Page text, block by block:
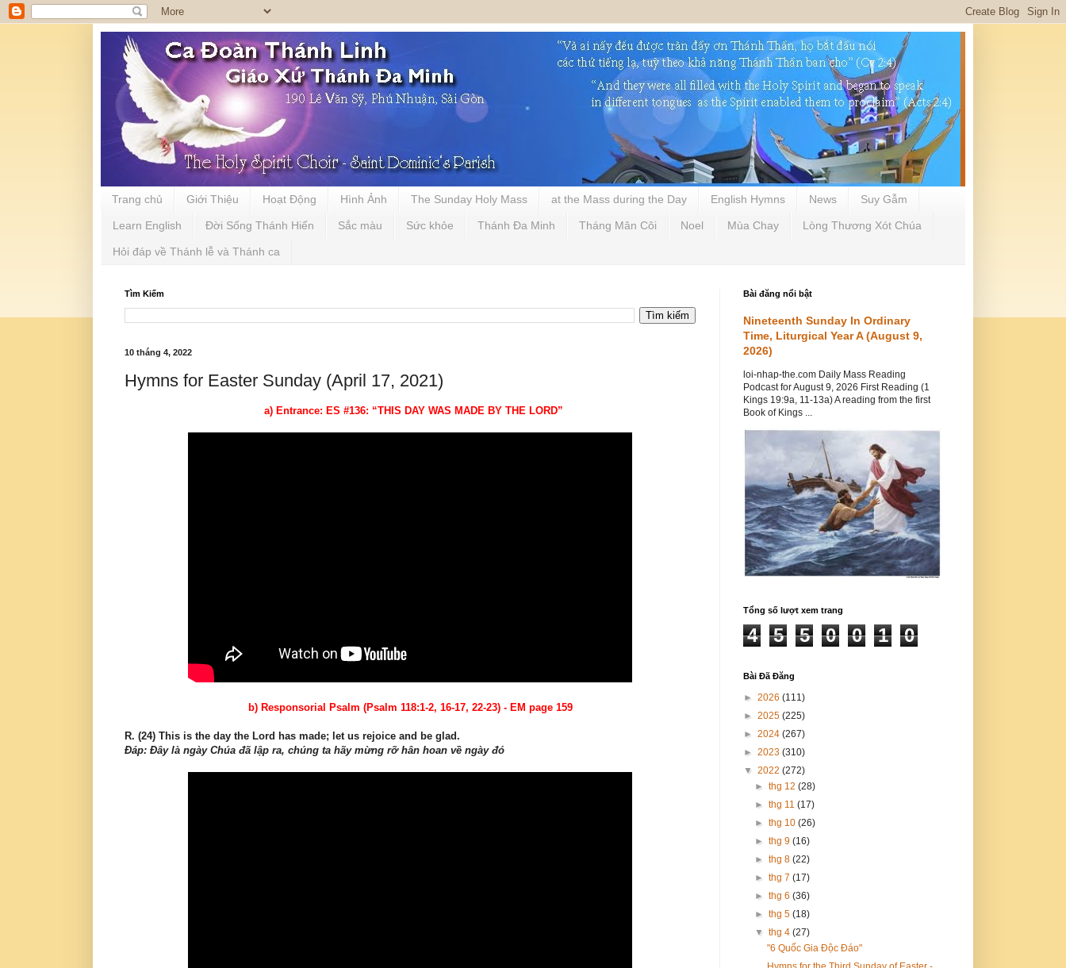
Trang chủ Giới Thiệu Hoạt Động Hình Ảnh The Sunday Holy Mass at the Mass during the Day English Hymns News Suy Gẫm
Learn English Đời Sống Thánh Hiến Sắc màu Sức khỏe Thánh Đa Minh Tháng Mân Côi Noel Mùa Chay Lòng Thương Xót Chúa
Hỏi đáp về Thánh lễ và Thánh ca
Tìm Kiếm
10 tháng 4, 2022
Hymns for Easter Sunday (April 17, 2021)
a) Entrance: ES #136: “THIS DAY WAS MADE BY THE LORD”
b) Responsorial Psalm (Psalm 118:1-2, 16-17, 22-23) - EM page 159
R. (24) This is the day the Lord has made; let us rejoice and be glad.
Ðáp: Ðây là ngày Chúa đã lập ra, chúng ta hãy mừng rỡ hân hoan về ngày đó
Bài đăng nổi bật
Nineteenth Sunday In Ordinary
Time, Liturgical Year A (August 9,
2026)
loi-nhap-the.com Daily Mass Reading
Podcast for August 9, 2026 First Reading (1
Kings 19:9a, 11-13a) A reading from the first
Book of Kings ...
Tổng số lượt xem trang
4 5 5 0 0 1 0
Bài Đã Đăng
► 2026 (111)
► 2025 (225)
► 2024 (267)
► 2023 (310)
▼ 2022 (272)
►thg 12(28)
►thg 11(17)
►thg 10(26)
►thg 9(16)
►thg 8(22)
►thg 7(17)
►thg 6(36)
►thg 5(18)
▼thg 4(27)
"6 Quốc Gia Độc Đáo"